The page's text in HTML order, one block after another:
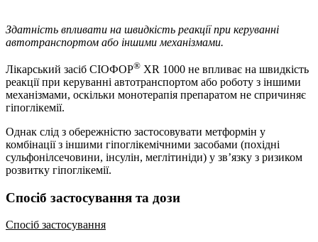
Здатність впливати на швидкість реакції при керуванні
автотранспортом або іншими механізмами.
Лікарський засіб СІОФОР® XR 1000 не впливає на швидкість
реакції при керуванні автотранспортом або роботу з іншими
механізмами, оскільки монотерапія препаратом не спричиняє
гіпоглікемії.
Однак слід з обережністю застосовувати метформін у
комбінації з іншими гіпоглікемічними засобами (похідні
сульфонілсечовини, інсулін, меглітиніди) у зв’язку з ризиком
розвитку гіпоглікемії.
Спосіб застосування та дози
Спосіб застосування